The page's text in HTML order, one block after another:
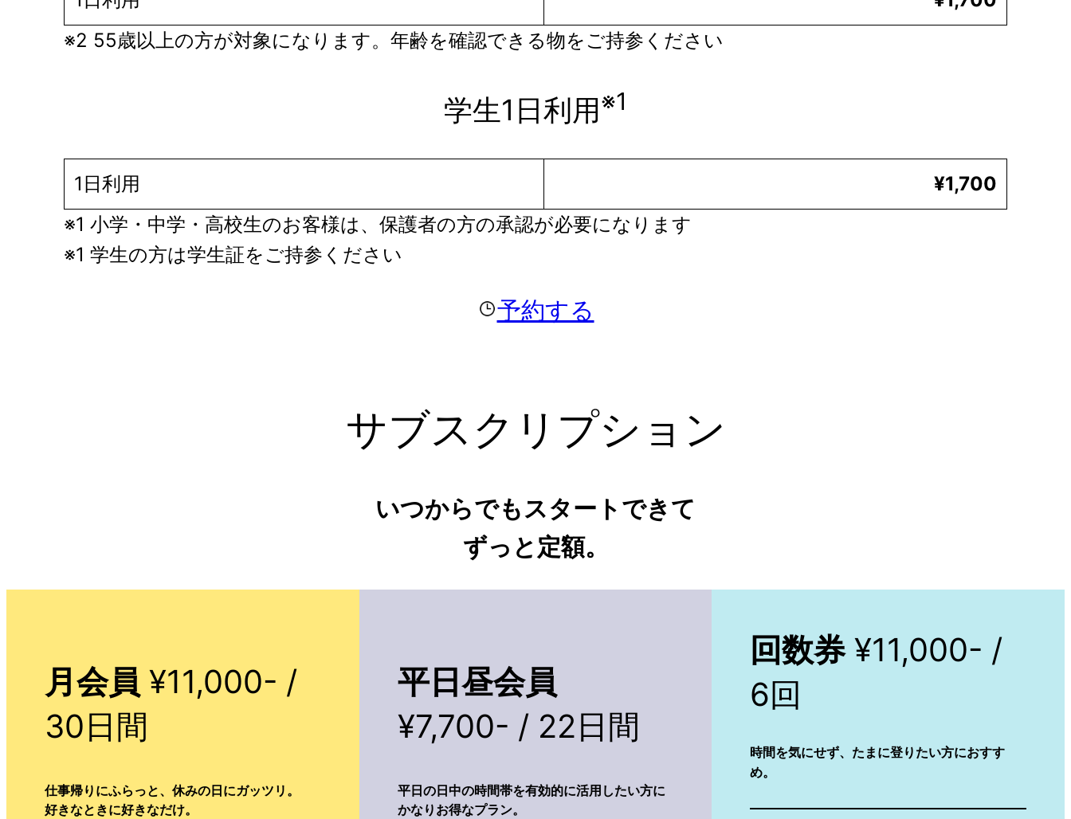
※2 55歳以上の方が対象になります。年齢を確認できる物をご持参ください
学生1日利用※1
1日利用
¥1,700
※1 小学・中学・高校生のお客様は、保護者の方の承認が必要になります
※1 学生の方は学生証をご持参ください
予約する
サブスクリプション
いつからでもスタートできて
ずっと定額。
月会員 ¥11,000- /
30日間
仕事帰りにふらっと、休みの日にガッツリ。
好きなときに好きなだけ。
平日昼会員
¥7,700- / 22日間
平日の日中の時間帯を有効的に活用したい方に
かなりお得なプラン。
回数券¥11,000- /
6回
時間を気にせず、たまに登りたい方におすす
め。